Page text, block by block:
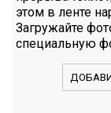
этом в ленте
Загружайте
специальную